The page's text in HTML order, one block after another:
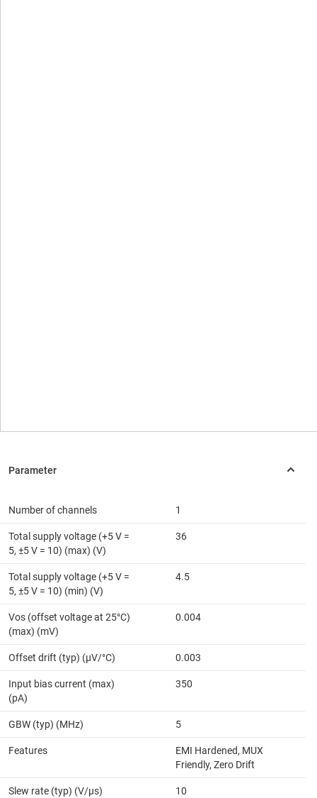
Number of channels 1
Total supply voltage (+5 V =
5, ±5 V = 10) (max) (V)
36
Total supply voltage (+5 V =
5, ±5 V = 10) (min) (V)
4.5
Vos (offset voltage at 25°C)
(max) (mV)
0.004
Offset drift (typ) (µV/°C) 0.003
Input bias current (max)
(pA)
350
GBW (typ) (MHz) 5
Features
EMI Hardened, MUX
Friendly, Zero Drift
Slew rate (typ) (V/µs) 10